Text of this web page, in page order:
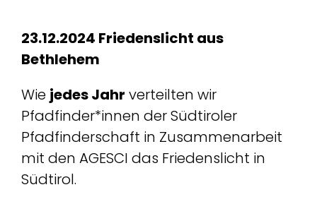
23.12.2024 Friedenslicht aus
Bethlehem
Wie jedes Jahr verteilten wir
Pfadfinder*innen der Südtiroler
Pfadfinderschaft in Zusammenarbeit
mit den AGESCI das Friedenslicht in
Südtirol.